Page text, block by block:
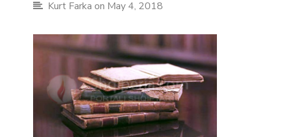
Kurt Farka on May 4, 2018